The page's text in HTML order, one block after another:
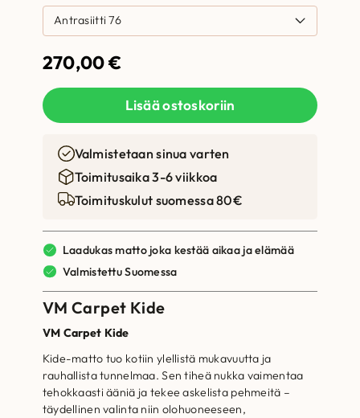
270,00€
Lisää ostoskoriin
Valmistetaan sinua varten
Toimitusaika 3-6 viikkoa
Toimituskulut suomessa 80€
Laadukas matto joka kestää aikaa ja elämää
Valmistettu Suomessa
VM Carpet Kide
VM Carpet Kide
Kide-matto tuo kotiin ylellistä mukavuutta ja
rauhallista tunnelmaa. Sen tiheä nukka vaimentaa
tehokkaasti ääniä ja tekee askelista pehmeitä –
täydellinen valinta niin olohuoneeseen,